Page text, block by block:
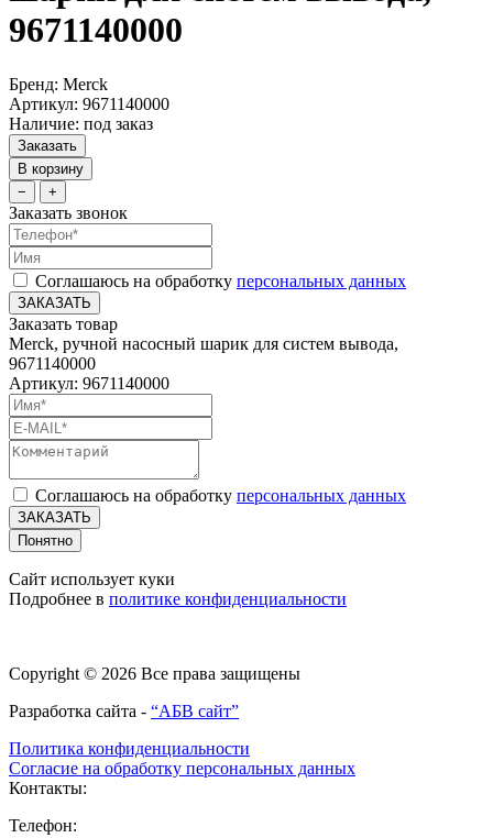
9671140000
Бренд: Merck
Артикул: 9671140000
Наличие: под заказ
Заказать
В корзину
−
+
Заказать звонок
Соглашаюсь на обработку персональных данных
ЗАКАЗАТЬ
Заказать товар
Merck, ручной насосный шарик для систем вывода,
9671140000
Артикул: 9671140000
Соглашаюсь на обработку персональных данных
ЗАКАЗАТЬ
Понятно
Сайт использует куки
Подробнее в политике конфиденциальности
Copyright © 2026 Все права защищены
Разработка сайта - “АБВ сайт”
Политика конфиденциальности
Согласие на обработку персональных данных
Контакты:
Телефон: